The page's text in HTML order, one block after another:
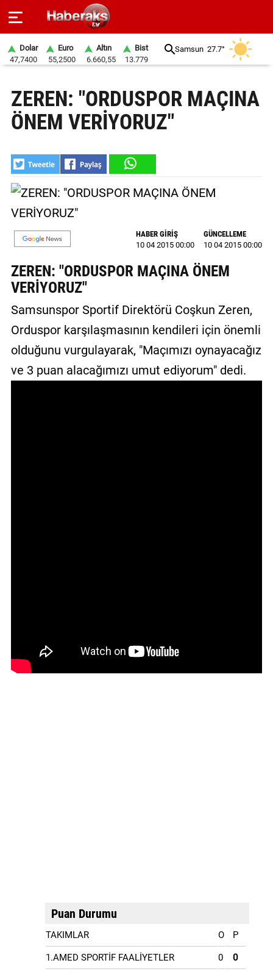
SPOR
YAŞAM
EKONOMİ
BELEDİYELER
SAĞLIK
SİYASET
EĞİTİM
GALERİ
VİDEO
YAZARLAR
BİZE
ULAŞIN
Dolar
47,7400
Euro
55,2500
Altın
6.660,55
Bist
13.779
Samsun 27.7°
ZEREN: "ORDUSPOR MAÇINA
ÖNEM VERİYORUZ"
HABER GİRİŞ
10 04 2015 00:00
GÜNCELLEME
10 04 2015 00:00
ZEREN: "ORDUSPOR MAÇINA ÖNEM
VERİYORUZ"
Samsunspor Sportif Direktörü Coşkun Zeren,
Orduspor karşılaşmasının kendileri için önemli
olduğunu vurgulayarak, "Maçımızı oynayacağız
ve 3 puan alacağımızı umut ediyorum" dedi.
Puan Durumu
TAKIMLAR O P
1.AMED SPORTİF FAALİYETLER 0 0